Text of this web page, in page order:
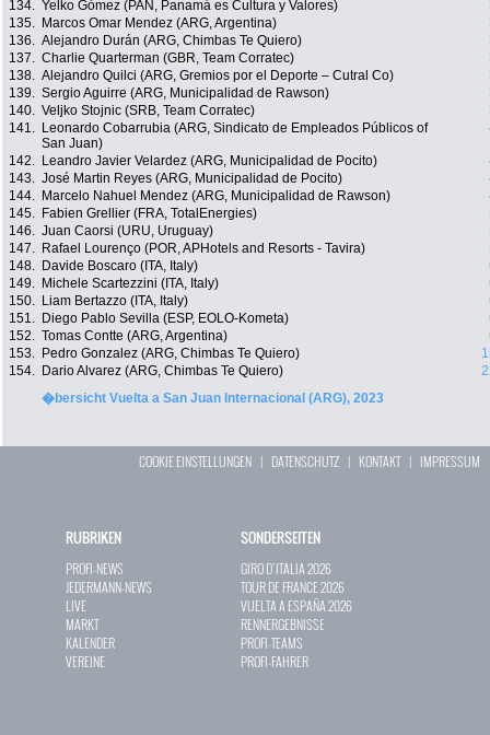
134. Yelko Gómez (PAN, Panamá es Cultura y Valores)
135.
Marcos Omar Mendez (ARG, Argentina)
136. Alejandro Durán (ARG, Chimbas Te Quiero)
137. Charlie Quarterman (GBR, Team Corratec)
138. Alejandro Quilci (ARG, Gremios por el Deporte – Cutral Co)
139. Sergio Aguirre (ARG, Municipalidad de Rawson)
140. Veljko Stojnic (SRB, Team Corratec)
141.
Leonardo Cobarrubia (ARG, Sindicato de Empleados Públicos of
San Juan)
142. Leandro Javier Velardez (ARG, Municipalidad de Pocito)
143. José Martin Reyes (ARG, Municipalidad de Pocito)
144.
Marcelo Nahuel Mendez (ARG, Municipalidad de Rawson)
145.
Fabien Grellier (FRA, TotalEnergies)
146. Juan Caorsi (URU, Uruguay)
147.
Rafael Lourenço (POR, APHotels and Resorts - Tavira)
148.
Davide Boscaro (ITA, Italy)
149.
Michele Scartezzini (ITA, Italy)
150.
Liam Bertazzo (ITA, Italy)
151.
Diego Pablo Sevilla (ESP, EOLO-Kometa)
152. Tomas Contte (ARG, Argentina)
153.
Pedro Gonzalez (ARG, Chimbas Te Quiero)
154.
Dario Alvarez (ARG, Chimbas Te Quiero)
�bersicht Vuelta a San Juan Internacional (ARG), 2023
COOKIE EINSTELLUNGEN | DATENSCHUTZ | KONTAKT| IMPRESSUM
RUBRIKEN
PROFI-NEWS
JEDERMANN-NEWS
LIVE
MARKT
KALENDER
VEREINE
SONDERSEITEN
GIRO D`ITALIA 2026
TOUR DE FRANCE 2026
VUELTA A ESPAÑA 2026
RENNERGEBNISSE
PROFI-TEAMS
PROFI-FAHRER